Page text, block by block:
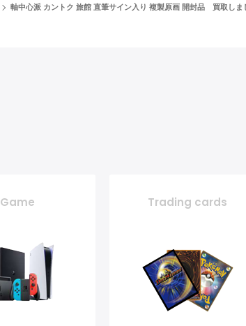
軸中心派 カントク 旅館 直筆サイン入り 複製原画 開封品 買取しま
Game Trading cards